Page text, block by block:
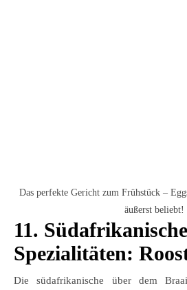
Das perfekte Gericht zum Frühstück –
äußerst beliebt!
11. Südafrikanische
Spezialitäten:
Die südafrikanische über dem